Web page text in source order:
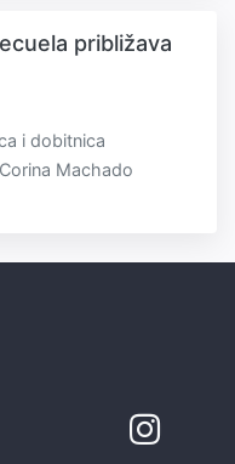
približava
i dobitnica
Machado